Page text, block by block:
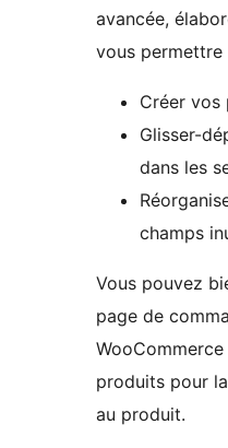
avancée,
vous permettre
Créer vos
Glisser-
dans les
champs
Vous pouvez
page de
produits pour
au produit.